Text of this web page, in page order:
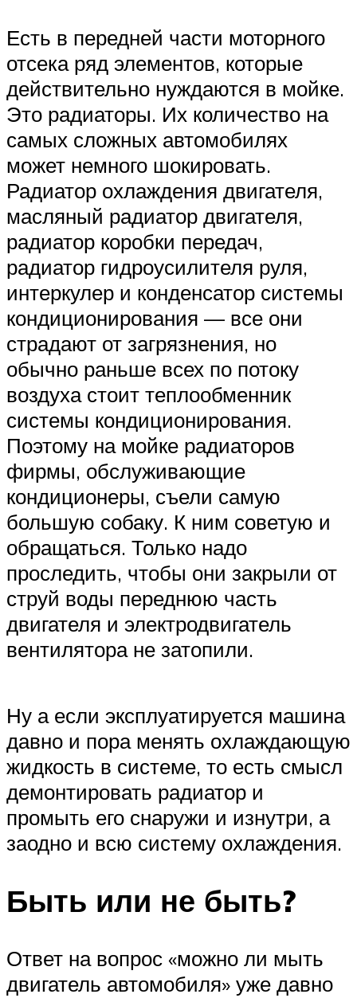
Есть в передней части моторного
отсека ряд элементов, которые
действительно нуждаются в мойке.
Это радиаторы. Их количество на
самых сложных автомобилях
может немного шокировать.
Радиатор охлаждения двигателя,
масляный радиатор двигателя,
радиатор коробки передач,
радиатор гидроусилителя руля,
интеркулер и конденсатор системы
кондиционирования — все они
страдают от загрязнения, но
обычно раньше всех по потоку
воздуха стоит теплообменник
системы кондиционирования.
Поэтому на мойке радиаторов
фирмы, обслуживающие
кондиционеры, съели самую
большую собаку. К ним советую и
обращаться. Только надо
проследить, чтобы они закрыли от
струй воды переднюю часть
двигателя и электродвигатель
вентилятора не затопили.
Ну а если эксплуатируется машина
давно и пора менять охлаждающую
жидкость в системе, то есть смысл
демонтировать радиатор и
промыть его снаружи и изнутри, а
заодно и всю систему охлаждения.
Быть или не быть?
Ответ на вопрос «можно ли мыть
двигатель автомобиля» уже давно